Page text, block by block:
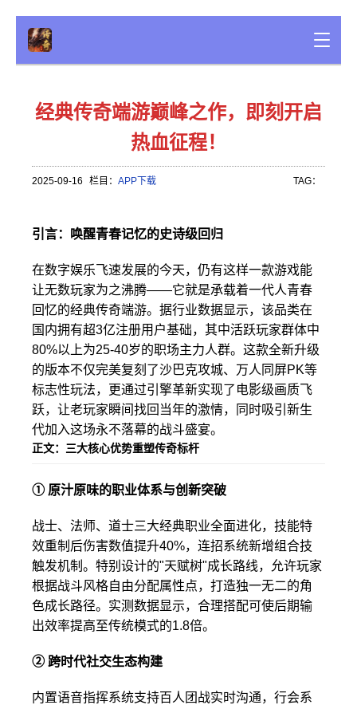
经典传奇端游巅峰之作，即刻开启
热血征程！
2025-09-16 栏目：APP下载 TAG：
引言：唤醒青春记忆的史诗级回归
在数字娱乐飞速发展的今天，仍有这样一款游戏能
让无数玩家为之沸腾——它就是承载着一代人青春
回忆的经典传奇端游。据行业数据显示，该品类在
国内拥有超3亿注册用户基础，其中活跃玩家群体中
80%以上为25-40岁的职场主力人群。这款全新升级
的版本不仅完美复刻了沙巴克攻城、万人同屏PK等
标志性玩法，更通过引擎革新实现了电影级画质飞
跃，让老玩家瞬间找回当年的激情，同时吸引新生
代加入这场永不落幕的战斗盛宴。
正文：三大核心优势重塑传奇标杆
① 原汁原味的职业体系与创新突破
战士、法师、道士三大经典职业全面进化，技能特
效重制后伤害数值提升40%，连招系统新增组合技
触发机制。特别设计的"天赋树"成长路线，允许玩家
根据战斗风格自由分配属性点，打造独一无二的角
色成长路径。实测数据显示，合理搭配可使后期输
出效率提高至传统模式的1.8倍。
② 跨时代社交生态构建
内置语音指挥系统支持百人团战实时沟通，行会系